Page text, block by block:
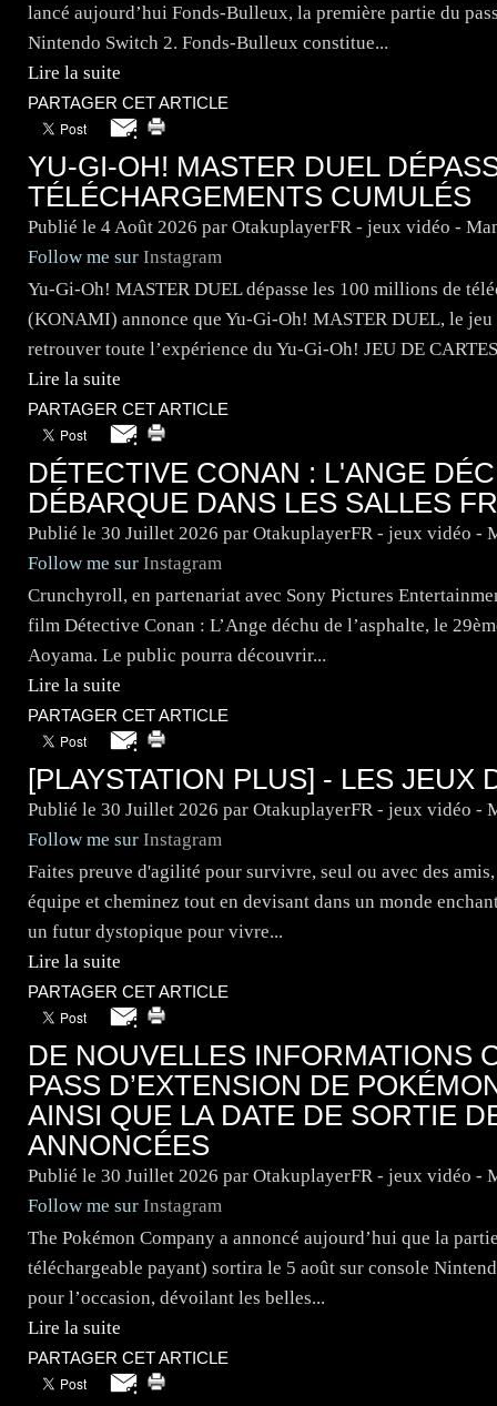
lancé aujourd’hui Fonds-Bulleux, la première partie du
Nintendo Switch 2. Fonds-Bulleux constitue...
Lire la suite
PARTAGER CET ARTICLE
YU-GI-OH! MASTER DUEL
TÉLÉCHARGEMENTS CUMULÉS
Publié le 4 Août 2026 par OtakuplayerFR - jeux vidéo -
Follow me sur Instagram
Yu-Gi-Oh! MASTER DUEL dépasse les 100 millions de
(KONAMI) annonce que Yu-Gi-Oh! MASTER DUEL, le
retrouver toute l’expérience du Yu-Gi-Oh! JEU DE
Lire la suite
PARTAGER CET ARTICLE
DÉTECTIVE CONAN : L'ANGE
DÉBARQUE DANS LES SALLES
Publié le 30 Juillet 2026 par OtakuplayerFR - jeux vidéo -
Follow me sur Instagram
Crunchyroll, en partenariat avec Sony Pictures
film Détective Conan : L’Ange déchu de l’asphalte, le
Aoyama. Le public pourra découvrir...
Lire la suite
PARTAGER CET ARTICLE
[PLAYSTATION PLUS] - LES JEUX
Publié le 30 Juillet 2026 par OtakuplayerFR - jeux vidéo -
Follow me sur Instagram
Faites preuve d'agilité pour survivre, seul ou avec des
équipe et cheminez tout en devisant dans un monde
un futur dystopique pour vivre...
Lire la suite
PARTAGER CET ARTICLE
DE NOUVELLES INFORMATIONS
PASS D’EXTENSION DE
AINSI QUE LA DATE DE SORTIE
ANNONCÉES
Publié le 30 Juillet 2026 par OtakuplayerFR - jeux vidéo -
Follow me sur Instagram
The Pokémon Company a annoncé aujourd’hui que la
téléchargeable payant) sortira le 5 août sur console
pour l’occasion, dévoilant les belles...
Lire la suite
PARTAGER CET ARTICLE